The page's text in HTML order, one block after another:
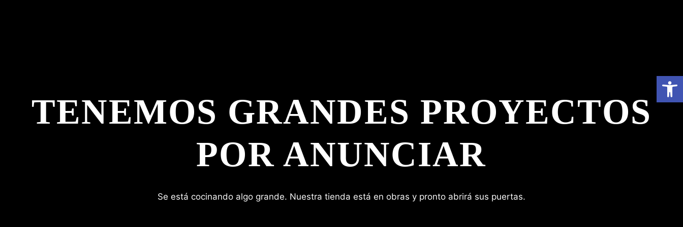
TENEMOS GRANDES PROYECTOS
POR ANUNCIAR
Se está cocinando algo grande. Nuestra tienda está en obras y pronto abrirá sus puertas.
Abrir